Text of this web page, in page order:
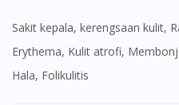
Sakit kepala, kerengsaan kulit, Rasa kebas pada jari, pedih,
Erythema, Kulit atrofi,
Hala, Folikulitis